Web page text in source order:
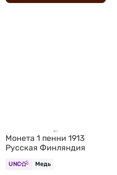
Монета 1 пенни 1913
Русская Финляндия
UNC Медь